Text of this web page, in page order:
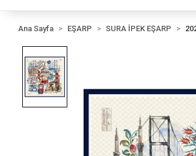
Ana Sayfa EŞARP SURA İPEK EŞARP